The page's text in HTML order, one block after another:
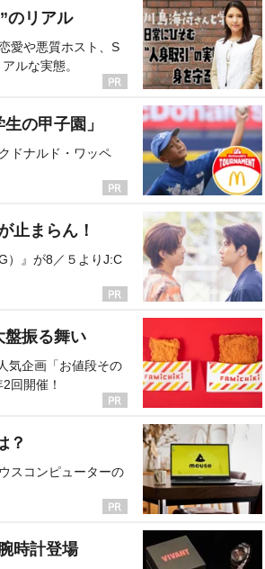
のリアル
愛や悪質ホスト、S
ルな実態。
の甲子園」
ドナルド・ワッペ
止まらん！
）』が8／５よりJ:C
盤振る舞い
気企画「お値段その
回開催！
？
スコンピューターの
時計登場